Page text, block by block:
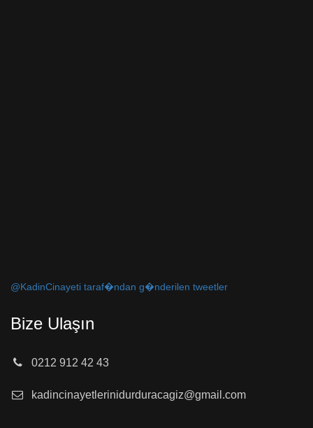
@KadinCinayeti taraf�ndan g�nderilen tweetler
Bize Ulaşın
0212 912 42 43
kadincinayetlerinidurduracagiz@gmail.com